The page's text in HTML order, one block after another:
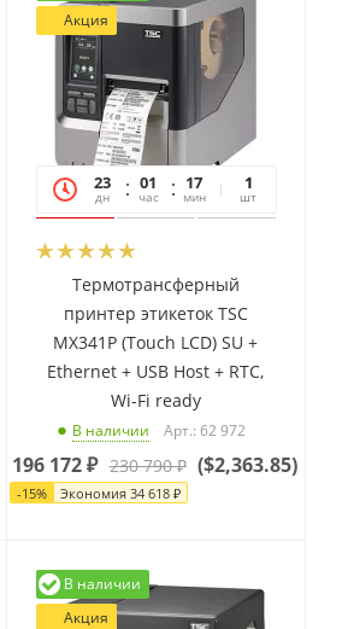
Акция
23
дн
01
час
17
мин
06
сек
1
шт
Термотрансферный
принтер этикеток TSC
MX341P (Touch LCD) SU +
Ethernet + USB Host + RTC,
Wi-Fi ready
В наличии Арт.: 62 972
196 172₽ 230 790₽
-15% Экономия34 618 ₽
($2,363.85)
В наличии
Акция